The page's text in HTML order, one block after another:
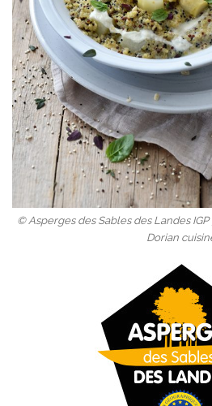
© Asperges des Sables des Landes
Dorian